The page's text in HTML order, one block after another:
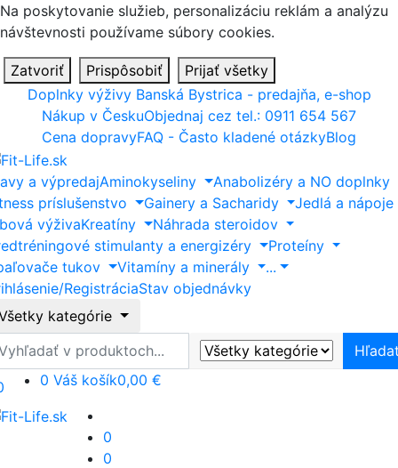
Na poskytovanie služieb, personalizáciu reklám a analýzu
návštevnosti používame súbory cookies.
Zatvoriť Prispôsobiť
Prijať všetky
Doplnky výživy Banská Bystrica - predajňa, e-shop
Nákup v ČeskuObjednaj cez tel.: 0911 654 567
Cena dopravyFAQ - Často kladené otázkyBlog
a výpredajAminokyseliny
Anabolizéry a NO doplnky
príslušenstvo
Gainery a Sacharidy
Jedlá a nápoje
výživaKreatíny
Náhrada steroidov
stimulanty a energizéry
Proteíny
tukov
Vitamíny a minerály
...
RegistráciaStav objednávky
kategórie
0 Váš košík0,00 €
0
0